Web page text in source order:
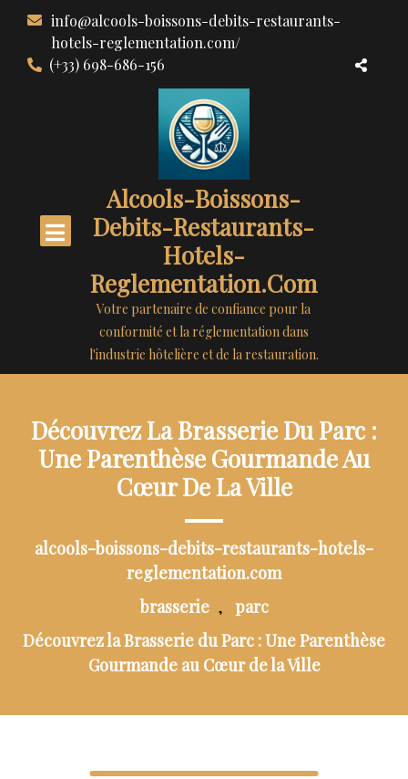
contenu
info@alcools-boissons-debits-restaurants-
hotels-reglementation.com/
(+33) 698-686-156
Alcools-Boissons-
Debits-Restaurants-
Hotels-
Reglementation.com
Votre partenaire de confiance pour la
conformité et la réglementation dans
l'industrie hôtelière et de la restauration.
Découvrez La Brasserie Du Parc :
Une Parenthèse Gourmande Au
Cœur De La Ville
alcools-boissons-debits-restaurants-hotels-
reglementation.com
brasserie ,
parc
Découvrez la Brasserie du Parc : Une Parenthèse
Gourmande au Cœur de la Ville